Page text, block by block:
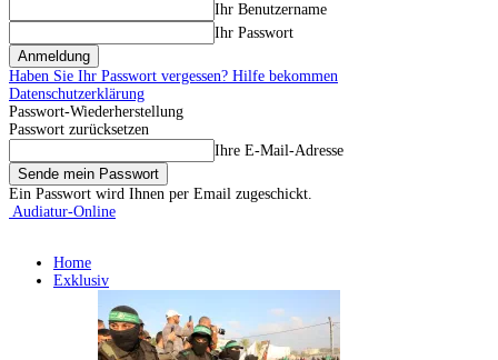
Ihr Benutzername
Ihr Passwort
Haben Sie Ihr Passwort vergessen? Hilfe bekommen
Datenschutzerklärung
Passwort-Wiederherstellung
Passwort zurücksetzen
Ihre E-Mail-Adresse
Ein Passwort wird Ihnen per Email zugeschickt.
Audiatur-Online
Home
Exklusiv